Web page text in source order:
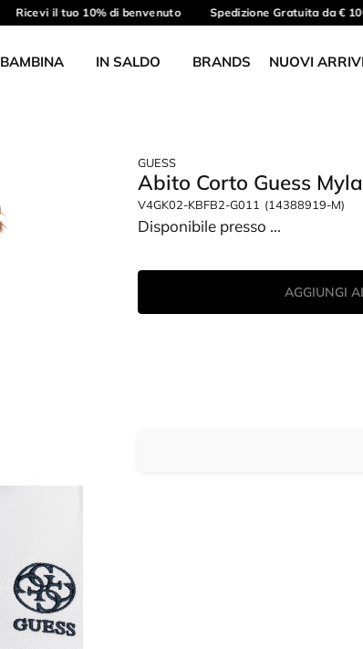
Ricevi il tuo 10% di benvenuto Spedizione Gratuita da € 100
BAMBINA IN SALDO BRANDS NUOVI
GUESS
Abito Corto Guess
V4GK02-KBFB2-G011 (14388919-M)
Disponibile presso ...
AGGIUNGI